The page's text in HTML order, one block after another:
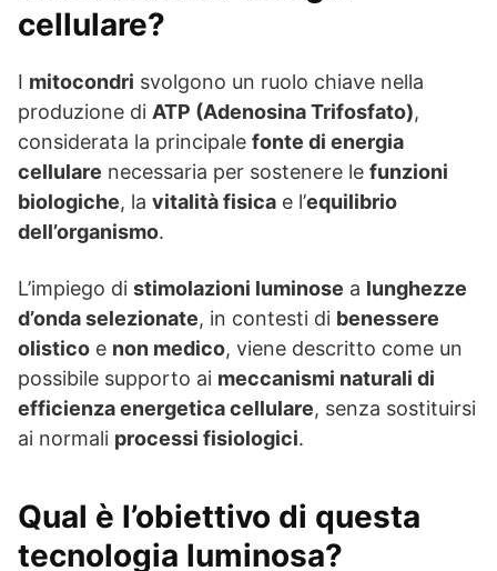
cellulare?
I mitocondri svolgono un ruolo chiave nella
produzione di ATP (Adenosina Trifosfato),
considerata la principale fonte di energia
cellulare necessaria per sostenere le funzioni
biologiche, la vitalità fisica e l’equilibrio
dell’organismo.
L’impiego di stimolazioni luminose a lunghezze
d’onda selezionate, in contesti di benessere
olistico e non medico, viene descritto come un
possibile supporto ai meccanismi naturali di
efficienza energetica cellulare, senza sostituirsi
ai normali processi fisiologici.
Qual è l’obiettivo di questa
tecnologia luminosa?